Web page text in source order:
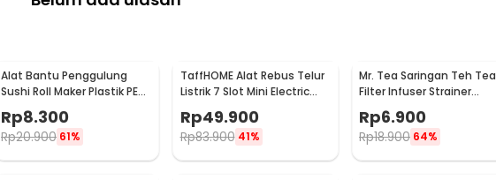
Alat Bantu Penggulung
Sushi Roll Maker Plastik PE
22x20.5x0.1cm - E1119
Rp8.300
Rp20.900 61%
TaffHOME Alat Rebus Telur
Listrik 7 Slot Mini Electric
Egg Cooker 350W - YS-203
Rp49.900
Rp83.900 41%
Mr. Tea Saringan Teh Tea
Filter Infuser Strainer
Chilling Man Silicon - MR03
Rp6.900
Rp18.900 64%